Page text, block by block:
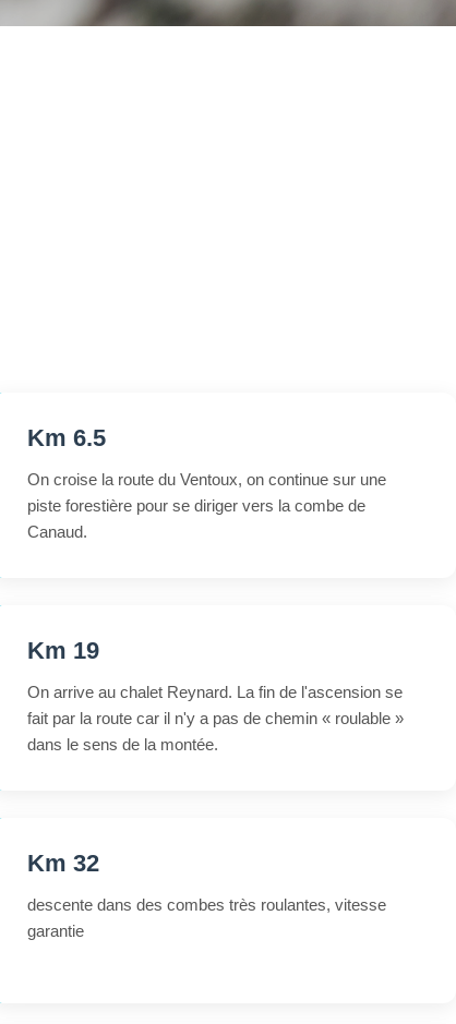
Km 6.5
On croise la route du Ventoux, on continue sur une
piste forestière pour se diriger vers la combe de
Canaud.
Km 19
On arrive au chalet Reynard. La fin de l'ascension se
fait par la route car il n'y a pas de chemin « roulable »
dans le sens de la montée.
Km 32
descente dans des combes très roulantes, vitesse
garantie